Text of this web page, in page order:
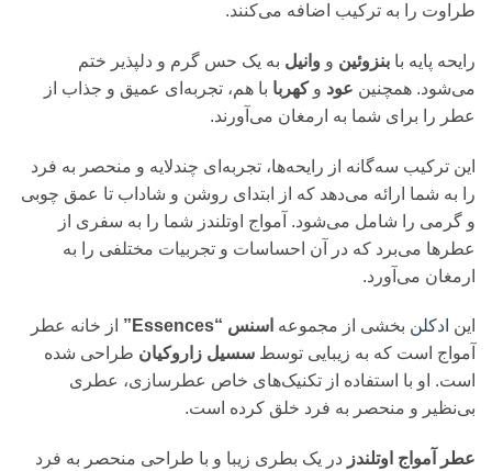
طراوت را به ترکیب اضافه می‌کنند.
رایحه پایه با بنزوئین و وانیل به یک حس گرم و دلپذیر ختم
می‌شود. همچنین عود وکهربا با هم، تجربه‌ای عمیق و جذاب از
عطر را برای شما به ارمغان می‌آورند.
این ترکیب سه‌گانه از رایحه‌ها، تجربه‌ای چندلایه و منحصر به فرد
را به شما ارائه می‌دهد که از ابتدای روشن و شاداب تا عمق چوبی
و گرمی را شامل می‌شود. آمواج اوتلندز شما را به سفری از
عطرها می‌برد که در آن احساسات و تجربیات مختلفی را به
ارمغان می‌آورد.
این ادکلن بخشی از مجموعه اسنس “Essences”
از خانه عطر
آمواج است که به زیبایی توسط سسیل زاروکیان طراحی شده
است. او با استفاده از تکنیک‌های خاص عطرسازی، عطری
بی‌نظیر و منحصر به فرد خلق کرده است.
عطر آمواج اوتلندز در یک بطری زیبا و با طراحی منحصر به فرد